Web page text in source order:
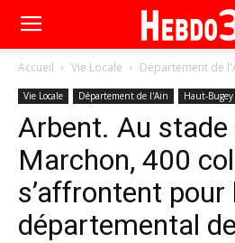
Accueil Vie Locale Département de
Vie Locale Département de l'Ain Haut-Bugey
Arbent. Au stade
Marchon, 400
s’affrontent pour
départemental